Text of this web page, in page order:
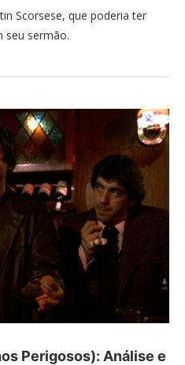
Scorsese, que poderia ter
seu sermão.
Perigosos): Análise e